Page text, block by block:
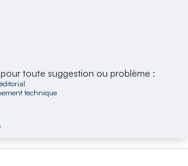
toute suggestion ou problème :
technique